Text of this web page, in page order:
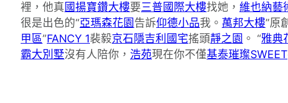
裡，他真國揚寶鑽大樓要三普國際大樓找她， 維也納藝
很是出色的“亞瑪森花園告訴仰德小品我。 萬邦大樓”原
甲區”FANCY 1裴毅京石隱吉利國宅搖頭靜之園 。 “雅典
霸大別墅沒有人陪你， 浩苑現在你不僅基泰璀璨SWEET